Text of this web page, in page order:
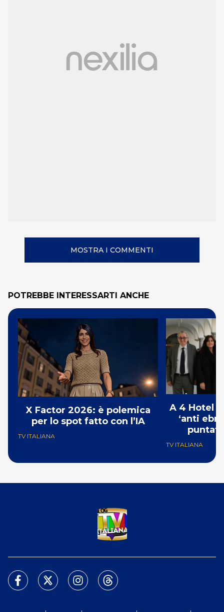
MOSTRA I COMMENTI
POTREBBE INTERESSARTI ANCHE
X Factor 2026: è polemica
per lo spot fatto con l’IA
TV ITALIANA
A 4 Hotel
‘anti
TV ITALIANA